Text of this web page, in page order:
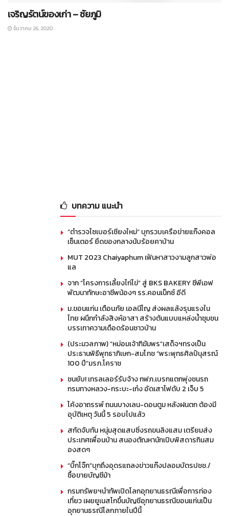
เจริญรัตน์ของเก่า – ชัยภูมิ
ธันวาคม 26, 2020
บทความ แนะนำ
“ตำรวจไซเบอร์เชียงใหม่” บุกรวบเครือข่ายแก๊งคอล
เซ็นเตอร์ ยึดของกลางนับร้อยคาบ้าน
MUT 2023 Chaiyaphum เฟ้นหาสาวงามลูกสาวพ่อ
แล
จาก “โครงการเลี้ยงไก่ไข่” สู่ BKS BAKERY ซีพีเอฟ
พัฒนาทักษะอาชีพน้องๆ รร.คอนเน็กซ์ อีดี
ม.ขอนแก่น เตือนภัย เอลนีโญ ส่งผลแล้งรุนแรงใน
ไทย ผนึกกำลังสิงห์อาสา สร้างต้นแบบแหล่งน้ำชุมชน
บรรเทาความเดือดร้อนชาวบ้าน
(ประมวลภาพ) “หม่อมเจ้าฑิฆัมพร”เสด็จฯทรงเป็น
ประธานพิธีพุทธาภิเษก-สมโภช “พระพุทธศิลป์นุสรณ์
100 ปี”มรภ.โคราช
ชนยับ! เทรลเลอร์รับจ้าง กฟภ.เบรกแตกพุ่งชนรถ
กรมทางหลวง-กระบะ-เก๋ง อัดเสาไฟดับ 2 เจ็บ 5
โค้งอาถรรพ์ ถนนบางเลน-ดอนตูม หลังฝนตก ต้องมี
อุบัติเหตุ วันนี้ 5 รอบไปแล้ว
สกัดจับทัน หนุ่มสุดแสบซิ่งรถขนลิงแสม เตรียมส่ง
ประเทศเพื่อนบ้าน สนองตัณหานักเปิบพิสดารกินสม
องสดๆ
“บิ๊กโจ๊ก”บุกถึงอุดรแถลงข่าวแก๊งปลอมบัตรปชช./
ซื้อขายบัญชีม้า
กรมทรัพยฯนำทัพเปิดโลกอุทยานธรณีเพื่อการท่อง
เที่ยว เผยยูเนสโกขึ้นบัญชีอุทยานธรณีขอนแก่นเป็น
อุทยานธรณีโลกภายในปีนี้